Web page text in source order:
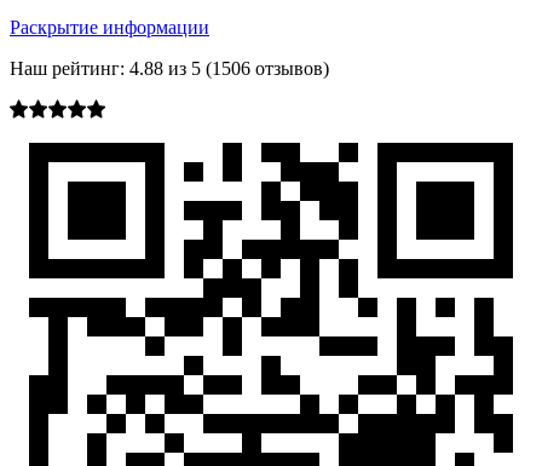
Раскрытие информации
Наш рейтинг: 4.88 из 5 (1506 отзывов)